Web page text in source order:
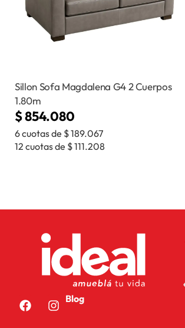
Sillon Sofa Magdalena G4 2 Cuerpos
1.80m
$854.080
6 cuotas de $189.067
12 cuotas de $111.208
Blog
Rafaela · Santa Fe
Bv. Lehmann 530
Whatsapp